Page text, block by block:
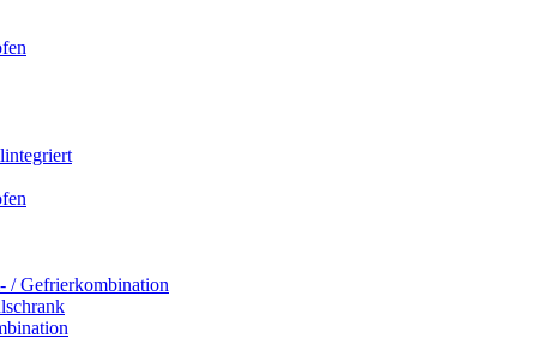
/ Gefrierkombination